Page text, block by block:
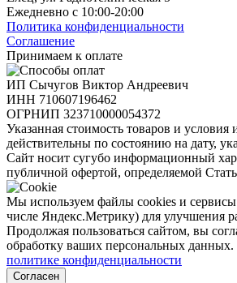
Ежедневно с 10:00-20:00
Политика конфиденциальности
Соглашение
Принимаем к оплате
ИП Сычугов Виктор Андреевич
ИНН 710607196462
ОГРНИП 323710000054372
Указанная стоимость товаров и условия
действительны по состоянию на дату,
Сайт носит сугубо информационный
публичной офертой, определяемой
Мы используем файлы cookies и
числе Яндекс.Метрику) для улучшения
Продолжая пользоваться сайтом, вы
обработку ваших персональных
политике конфиденциальности
Согласен